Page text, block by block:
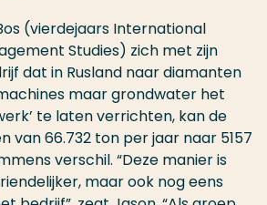
(vierdejaars International
Studies) zich met zijn
dat in Rusland naar diamanten
maar grondwater het
te laten verrichten, kan de
van 66.732 ton per jaar naar 5157
verschil. “Deze manier is
maar ook nog eens